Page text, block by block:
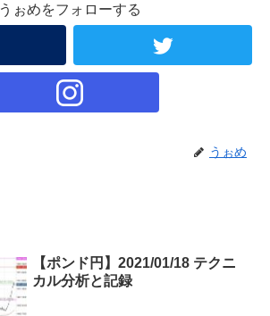
うぉめをフォローする
うぉめ
【ポンド円】2021/01/18 テクニ
カル分析と記録